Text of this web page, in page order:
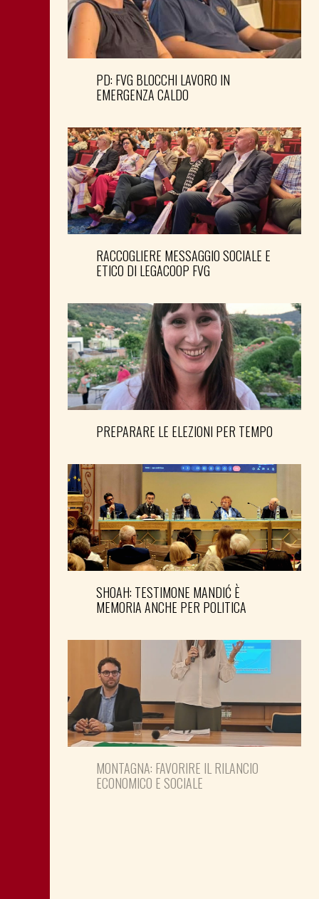
PD: FVG BLOCCHI LAVORO IN
EMERGENZA CALDO
RACCOGLIERE MESSAGGIO SOCIALE E
ETICO DI LEGACOOP FVG
PREPARARE LE ELEZIONI PER TEMPO
SHOAH: TESTIMONE MANDIĆ È
MEMORIA ANCHE PER POLITICA
MONTAGNA: FAVORIRE IL RILANCIO
ECONOMICO E SOCIALE